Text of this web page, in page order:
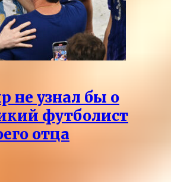
не узнал бы о
футболист
отца